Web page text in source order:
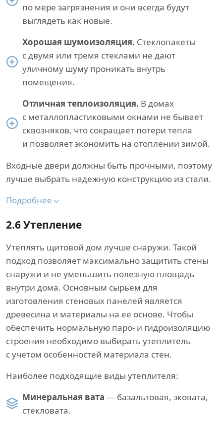
по мере загрязнения и они всегда будут
выглядеть как новые.
Хорошая шумоизоляция. Стеклопакеты
с двумя или тремя стеклами не дают
уличному шуму проникать внутрь
помещения.
Отличная теплоизоляция. В домах
с металлопластиковыми окнами не бывает
сквозняков, что сокращает потери тепла
и позволяет экономить на отоплении зимой.
Входные двери должны быть прочными, поэтому
лучше выбрать надежную конструкцию из стали.
Подробнее
2.6 Утепление
Утеплять щитовой дом лучше снаружи. Такой
подход позволяет максимально защитить стены
снаружи и не уменьшить полезную площадь
внутри дома. Основным сырьем для
изготовления стеновых панелей является
древесина и материалы на ее основе. Чтобы
обеспечить нормальную паро- и гидроизоляцию
строения необходимо выбирать утеплитель
с учетом особенностей материала стен.
Наиболее подходящие виды утеплителя:
Минеральная вата — базальтовая, эковата,
стекловата.